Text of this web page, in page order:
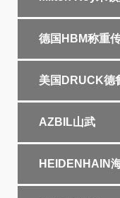
德国HBM称重
美国DRUCK德
AZBIL山武
HEIDENHAIN